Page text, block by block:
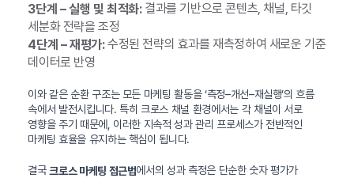
3단계 – 실행 및 최적화:결과를 기반으로 콘텐츠, 채널, 타깃
세분화 전략을 조정
4단계 – 재평가:수정된 전략의 효과를 재측정하여 새로운 기준
데이터로 반영
이와 같은 순환 구조는 모든 마케팅 활동을 ‘측정–개선–재실행’의 흐름
속에서 발전시킵니다. 특히 크로스 채널 환경에서는 각 채널이 서로
영향을 주기 때문에, 이러한 지속적 성과 관리 프로세스가 전반적인
마케팅 효율을 유지하는 핵심이 됩니다.
결국 크로스 마케팅 접근법에서의 성과 측정은 단순한 숫자 평가가